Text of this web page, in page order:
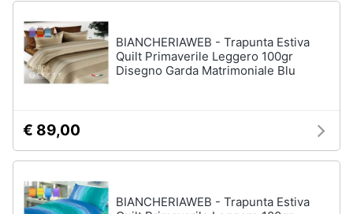
BIANCHERIAWEB - Trapunta Estiva
Quilt Primaverile Leggero 100gr
Disegno Garda Matrimoniale Blu
€ 89,00
BIANCHERIAWEB - Trapunta Estiva